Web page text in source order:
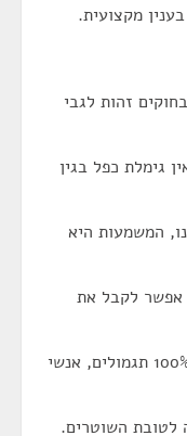
מקצועית.
זהות לגבי
גימלת כפל בגין
המשמעות היא
אפשר לקבל את
השוטרים יוכלו לקבל את הגימלה פלוס 100% תגמולים, אנשי